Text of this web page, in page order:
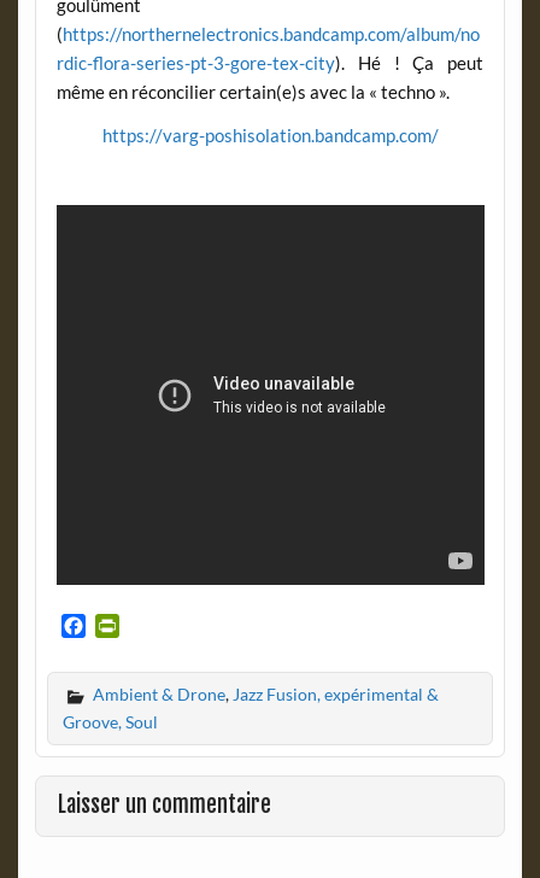
goulûment
(https://northernelectronics.bandcamp.com/album/no
rdic-flora-series-pt-3-gore-tex-city). Hé ! Ça peut
même en réconcilier certain(e)s avec la « techno ».
https://varg-poshisolation.bandcamp.com/
c
e
b
o
o
k
i
n
t
F
r
i
e
n
Ambient & Drone, Jazz Fusion, expérimental &
Groove, Soul
Laisser un commentaire